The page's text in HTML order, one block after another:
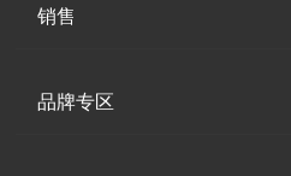
销售
品牌专区